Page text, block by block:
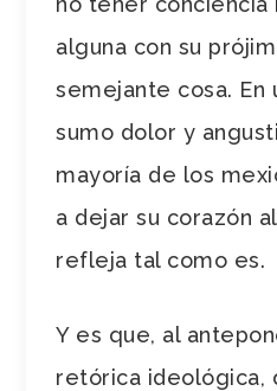
alguna con su
semejante cosa. En
sumo dolor y
mayoría de los
a dejar su corazón
refleja tal como es.
Y es que, al
retórica ideológica,